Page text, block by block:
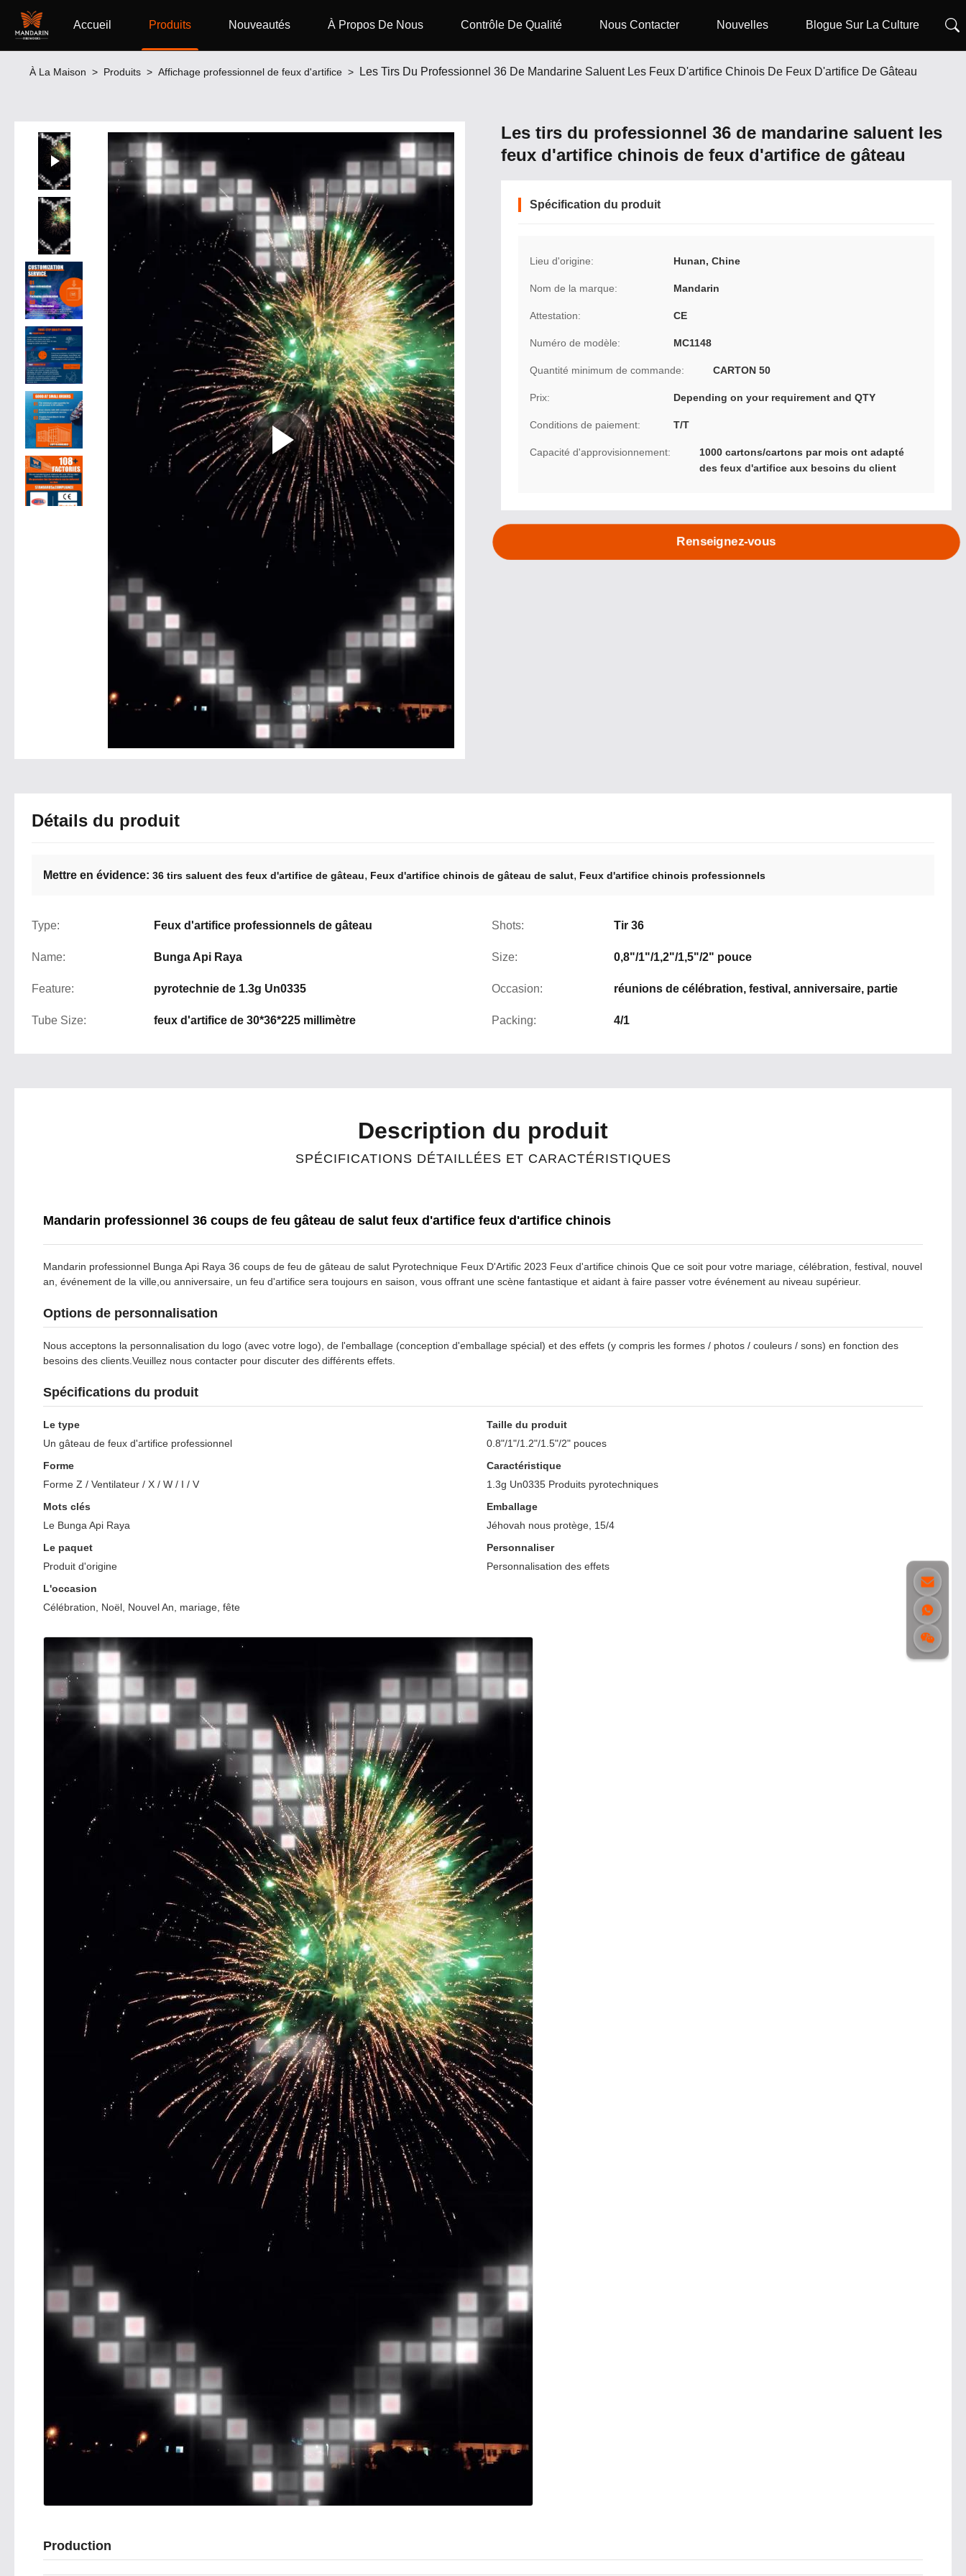
Accueil Produits Nouveautés À Propos De Nous Contrôle De Qualité Nous Contacter Nouvelles Blogue Sur La Culture
À La Maison > Produits > Affichage professionnel de feux d'artifice > Les Tirs Du Professionnel 36 De Mandarine Saluent Les Feux D'artifice Chinois De Feux D'artifice De Gâteau
Les tirs du professionnel 36 de mandarine saluent les
feux d'artifice chinois de feux d'artifice de gâteau
Spécification du produit
Lieu d'origine: Hunan, Chine
Nom de la marque: Mandarin
Attestation: CE
Numéro de modèle: MC1148
Quantité minimum de commande: CARTON 50
Prix: Depending on your requirement and QTY
Conditions de paiement: T/T
Capacité d'approvisionnement:
1000 cartons/cartons par mois ont adapté
des feux d'artifice aux besoins du client
Renseignez-vous
Détails du produit
Mettre en évidence: 36 tirs saluent des feux d'artifice de gâteau, Feux d'artifice chinois de gâteau de salut, Feux d'artifice chinois professionnels
Type: Feux d'artifice professionnels de gâteau Shots: Tir 36
Name: Bunga Api Raya Size: 0,8"/1"/1,2"/1,5"/2" pouce
Feature: pyrotechnie de 1.3g Un0335 Occasion: réunions de célébration, festival, anniversaire, partie
Tube Size: feux d'artifice de 30*36*225 millimètre Packing: 4/1
Description du produit
SPÉCIFICATIONS DÉTAILLÉES ET CARACTÉRISTIQUES
Mandarin professionnel 36 coups de feu gâteau de salut feux d'artifice feux d'artifice chinois
Mandarin professionnel Bunga Api Raya 36 coups de feu de gâteau de salut Pyrotechnique Feux D'Artific 2023 Feux d'artifice chinois Que ce soit pour votre mariage, célébration, festival, nouvel
an, événement de la ville,ou anniversaire, un feu d'artifice sera toujours en saison, vous offrant une scène fantastique et aidant à faire passer votre événement au niveau supérieur.
Options de personnalisation
Nous acceptons la personnalisation du logo (avec votre logo), de l'emballage (conception d'emballage spécial) et des effets (y compris les formes / photos / couleurs / sons) en fonction des
besoins des clients.Veuillez nous contacter pour discuter des différents effets.
Spécifications du produit
Le type
Un gâteau de feux d'artifice professionnel
Taille du produit
0.8"/1"/1.2"/1.5"/2" pouces
Forme
Forme Z / Ventilateur / X / W / I / V
Caractéristique
1.3g Un0335 Produits pyrotechniques
Mots clés
Le Bunga Api Raya
Emballage
Jéhovah nous protège, 15/4
Le paquet
Produit d'origine
Personnaliser
Personnalisation des effets
L'occasion
Célébration, Noël, Nouvel An, mariage, fête
Production